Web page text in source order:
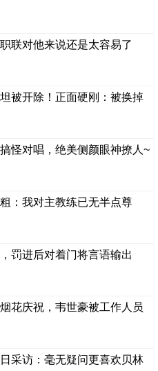
联对他来说还是太容易了
被开除！正面硬刚：被换掉
怪对唱，绝美侧颜眼神撩人~
：我对主教练已无半点尊
罚进后对着门将言语输出
花庆祝，韦世豪被工作人员
采访：毫无疑问更喜欢贝林